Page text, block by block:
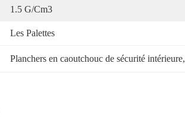
1.5 G/cm3
Les Palettes
Planchers en caoutchouc de sécurité intérieure,